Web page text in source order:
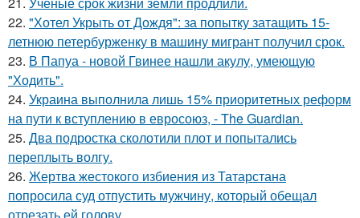
22. "Хотел Укрыть от Дождя": за попытку затащить 15-
летнюю петербурженку в машину мигрант получил срок.
23. В Папуа - новой Гвинее нашли акулу, умеющую
"Ходить".
24. Украина выполнила лишь 15% приоритетных реформ
на пути к вступлению в евросоюз, - The Guardian.
25. Два подростка сколотили плот и попытались
переплыть волгу.
26. Жертва жестокого избиения из Татарстана
попросила суд отпустить мужчину, который обещал